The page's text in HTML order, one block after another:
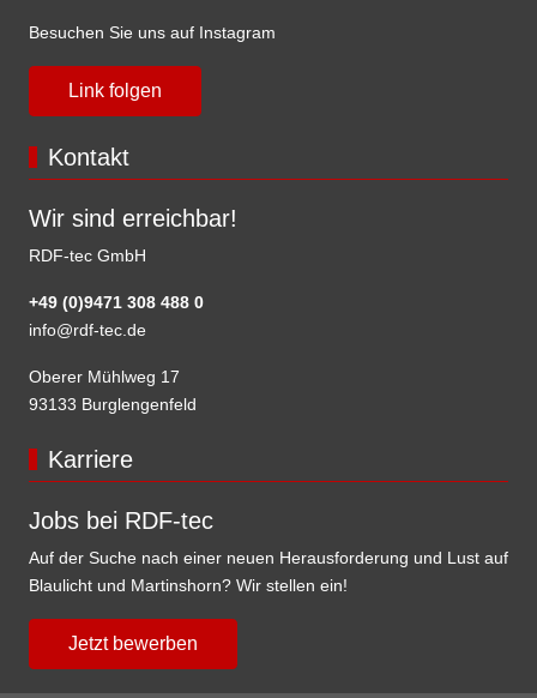
Besuchen Sie uns auf Instagram
Link folgen
Kontakt
Wir sind erreichbar!
RDF-tec GmbH
+49 (0)9471 308 488 0
info@rdf-tec.de
Oberer Mühlweg 17
93133 Burglengenfeld
Karriere
Jobs bei RDF-tec
Auf der Suche nach einer neuen Herausforderung und Lust auf
Blaulicht und Martinshorn? Wir stellen ein!
Jetzt bewerben